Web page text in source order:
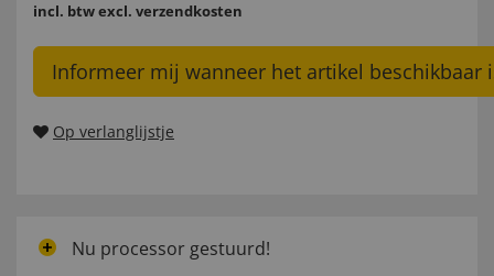
incl. btwexcl. verzendkosten
Informeer mij wanneer het artikel beschikbaar
Op verlanglijstje
Nu processor gestuurd!